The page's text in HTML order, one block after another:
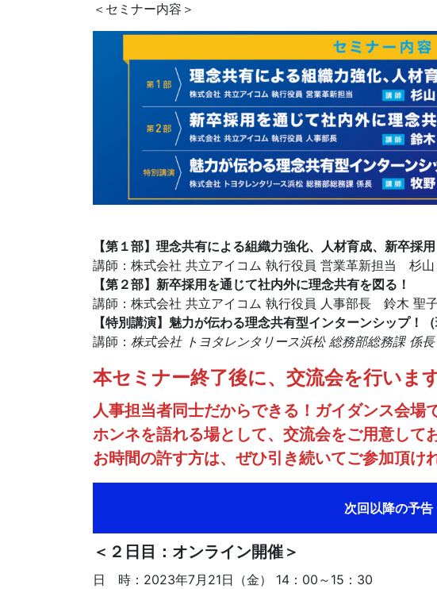
＜セミナー内容＞
【第１部】理念共有による組織力強化、人材育成、新卒採用
講師：株式会社 共立アイコム 執行役員 営業革新担当 杉山
【第２部】新卒採用を通じて社内外に理念共有を図る！
講師：株式会社 共立アイコム 執行役員 人事部長 鈴木 聖
【特別講演】魅力が伝わる理念共有型インターンシップ！
講師： 株式会社 トヨタレンタリース浜松 総務部総務課 係
本セミナー終了後に、交流会を行いま
人事担当者同士だからできる！ガイダンス会場
ホンネを語れる場として、交流会をご用意して
お時間の許す方は、ぜひ引き続いてご参加頂け
次回以降の予告
＜２日目：オンライン開催＞
日 時：2023年7月21日（金） 14：00～15：30